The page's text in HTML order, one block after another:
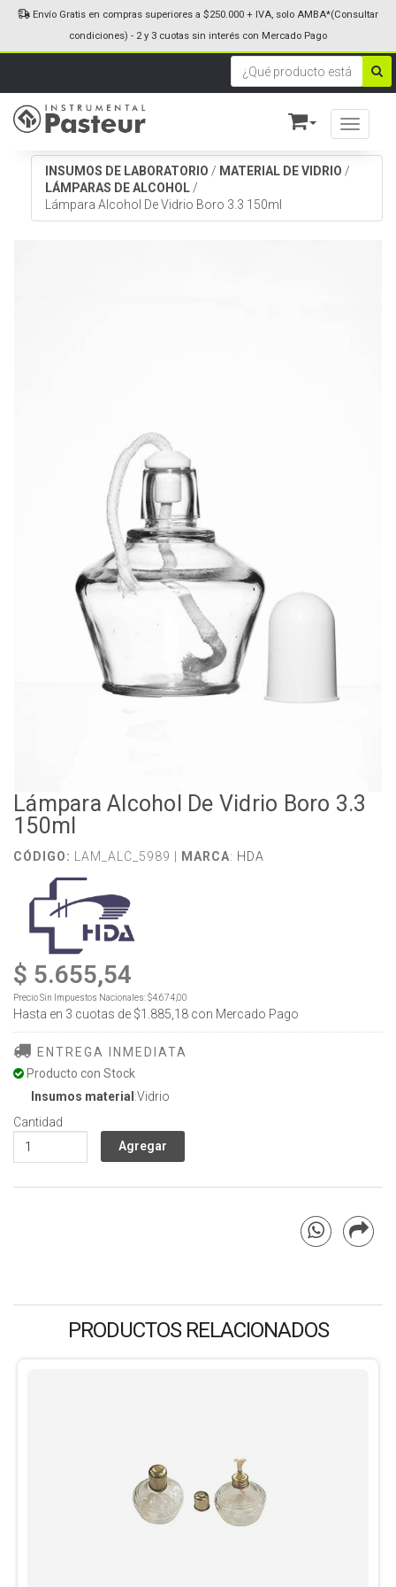
Toggle
Envío Gratis en compras superiores a $250.000 + IVA, solo AMBA*(Consultar
condiciones) - 2 y 3 cuotas sin interés con Mercado Pago
INSUMOS DE LABORATORIO / MATERIAL DE VIDRIO /
LÁMPARAS DE ALCOHOL /
Lámpara Alcohol De Vidrio Boro 3.3 150ml
Lámpara Alcohol De Vidrio Boro 3.3
150ml
CÓDIGO: LAM_ALC_5989 | MARCA: HDA
$ 5.655,54
Precio Sin Impuestos Nacionales:$4.674,00
Hasta en 3 cuotas de $1.885,18 con Mercado Pago
ENTREGA INMEDIATA
Producto con Stock
Insumos material :Vidrio
Cantidad
PRODUCTOS RELACIONADOS